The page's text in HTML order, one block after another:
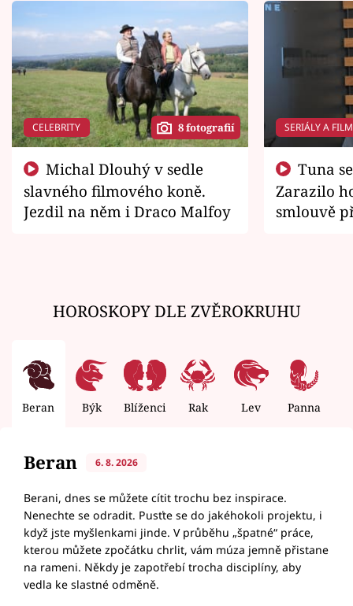
CELEBRITY 8 fotografií
slavného filmového koně.
Jezdil na něm i Draco Malfoy
SERIÁLY A
Zarazilo
smlouvě
HOROSKOPY DLE ZVĚROKRUHU
Beran Býk Blíženci Rak Lev Panna
Beran 6. 8. 2026
Berani, dnes se můžete cítit trochu bez inspirace.
Nenechte se odradit. Pusťte se do jakéhokoli projektu, i
když jste myšlenkami jinde. V průběhu „špatné“ práce,
kterou můžete zpočátku chrlit, vám múza jemně přistane
na rameni. Někdy je zapotřebí trocha disciplíny, aby
vedla ke slastné odměně.